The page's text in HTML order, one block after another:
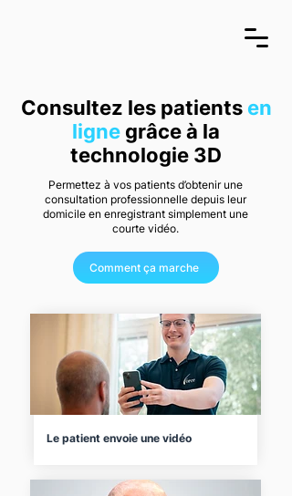
Consultez les patientsen
ligne grâce à la
technologie 3D
Permettez à vos patients d’obtenir une
consultation professionnelle depuis leur
domicile en enregistrant simplement une
courte vidéo.
Comment ça marche
Le patient envoie une vidéo